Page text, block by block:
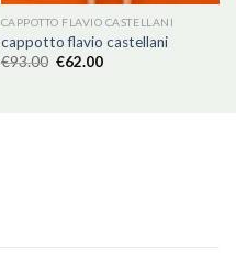
CAPPOTTO FLAVIO CASTELLANI
cappotto flavio castellani
€93.00 €62.00